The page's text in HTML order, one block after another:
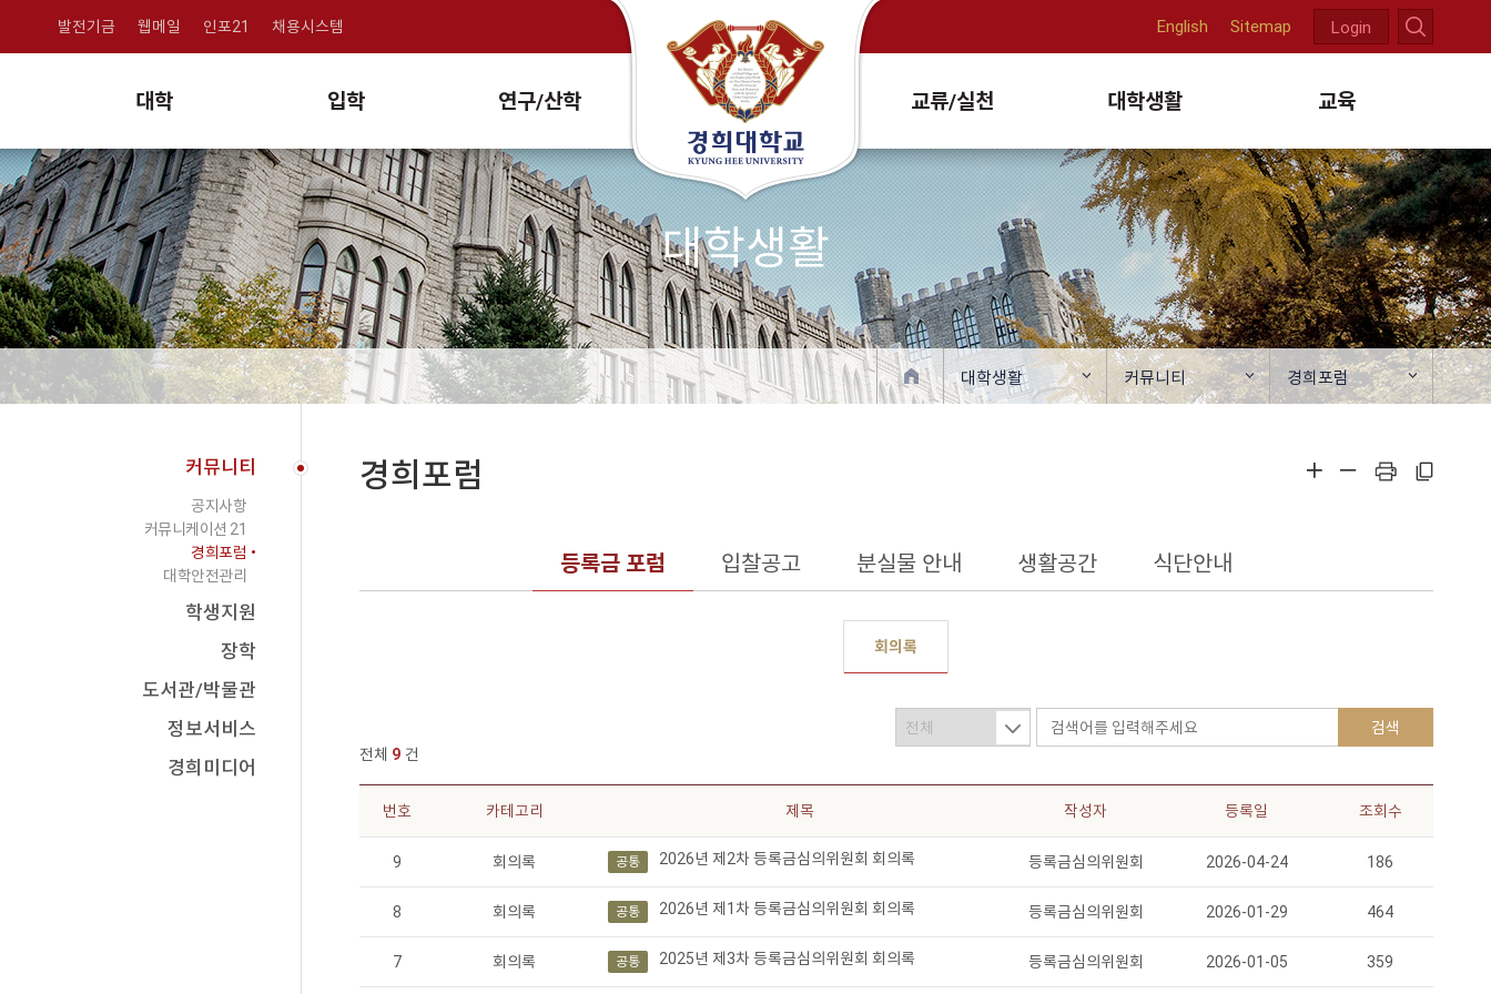
대학 입학 연구/산학 교류/실천 대학생활 교육
발전기금 웹메일 인포21 채용시스템 English Sitemap Login
대학생활
대학생활 커뮤니티 경희포럼
커뮤니티
공지사항
커뮤니케이션 21
경희포럼
대학안전관리
학생지원
장학
도서관/박물관
정보서비스
경희미디어
경희포럼
등록금 포럼 입찰공고 분실물 안내 생활공간 식단안내
회의록
검색
전체 9 건
번호 카테고리 제목 작성자 등록일 조회수
9 회의록 공통 2026년 제2차 등록금심의위원회 회의록 등록금심의위원회 2026-04-24 186
8 회의록 공통 2026년 제1차 등록금심의위원회 회의록 등록금심의위원회 2026-01-29 464
7 회의록 공통 2025년 제3차 등록금심의위원회 회의록 등록금심의위원회 2026-01-05 359